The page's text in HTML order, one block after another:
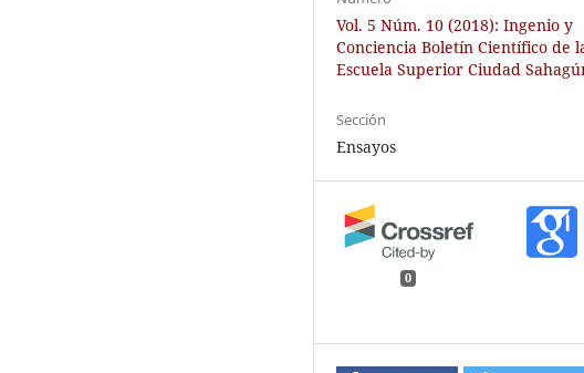
Vol. 5 Núm. 10 (2018): Ingenio y
Conciencia Boletín Científico de
Escuela Superior Ciudad
Sección
Ensayos
0